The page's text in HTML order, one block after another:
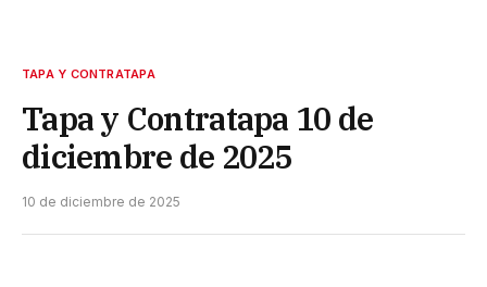
TAPA Y CONTRATAPA
Tapa y Contratapa 10 de
diciembre de 2025
10 de diciembre de 2025